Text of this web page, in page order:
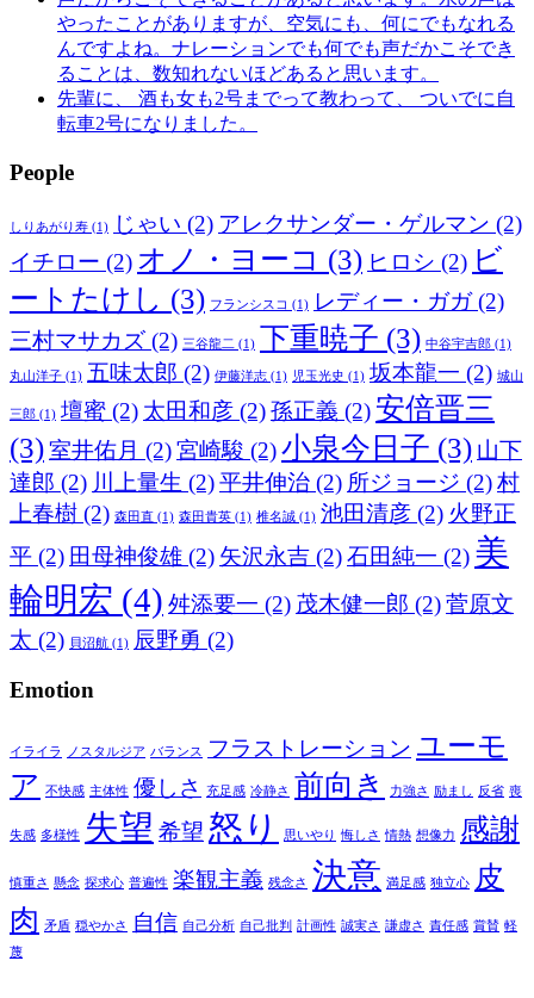
やったことがありますが、空気にも、何にでもなれる
んですよね。ナレーションでも何でも声だかこそでき
ることは、数知れないほどあると思います。
先輩に、 酒も女も2号までって教わって、 ついでに自
転車2号になりました。
People
しりあがり寿 (1) じゃい (2) アレクサンダー・ゲルマン (2)
イチロー (2) オノ・ヨーコ (3) ヒロシ (2) ビ
ートたけし (3) フランシスコ (1) レディー・ガガ(2)
三村マサカズ (2) 三谷龍二 (1) 下重暁子 (3) 中谷宇吉郎 (1)
丸山洋子 (1) 五味太郎 (2) 伊藤洋志 (1) 児玉光史 (1) 坂本龍一 (2) 城山
三郎 (1) 壇蜜 (2) 太田和彦 (2)孫正義 (2) 安倍晋三
(3)室井佑月 (2)宮崎駿 (2)小泉今日子 (3) 山下
達郎 (2) 川上量生 (2)平井伸治 (2) 所ジョージ (2)村
上春樹 (2) 森田直 (1) 森田貴英 (1) 椎名誠 (1) 池田清彦 (2) 火野正
平 (2) 田母神俊雄 (2) 矢沢永吉 (2)石田純一 (2) 美
輪明宏 (4) 舛添要一 (2) 茂木健一郎 (2)菅原文
太 (2) 貝沼航 (1) 辰野勇 (2)
Emotion
イライラ ノスタルジア バランス フラストレーション ユーモ
ア
不快感 主体性 優しさ 充足感 冷静さ 前向き 力強さ 励まし 反省 喪
失感 多様性 失望 希望 怒り 思いやり 悔しさ 情熱 想像力 感謝
慎重さ 懸念 探求心 普遍性 楽観主義 残念さ 決意 満足感 独立心
皮
肉 矛盾 穏やかさ 自信 自己分析 自己批判 計画性 誠実さ 謙虚さ 責任感 賞賛 軽
蔑